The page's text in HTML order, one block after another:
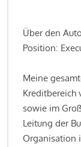
Über den
Position:
Meine
Kreditbereich
sowie im
Leitung der
Organisation